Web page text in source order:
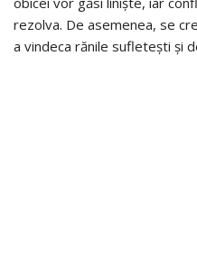
rezolva. De asemenea, se
a vindeca rănile sufletești și